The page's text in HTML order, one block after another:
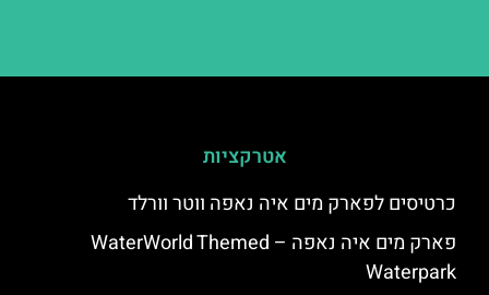
אטרקציות
כרטיסים לפארק מים איה נאפה ווטר וורלד
פארק מים איה נאפה – ‪‪WaterWorld Themed
Waterpark‬‬